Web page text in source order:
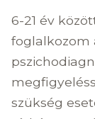
6-21 év
foglalkozom
szükség